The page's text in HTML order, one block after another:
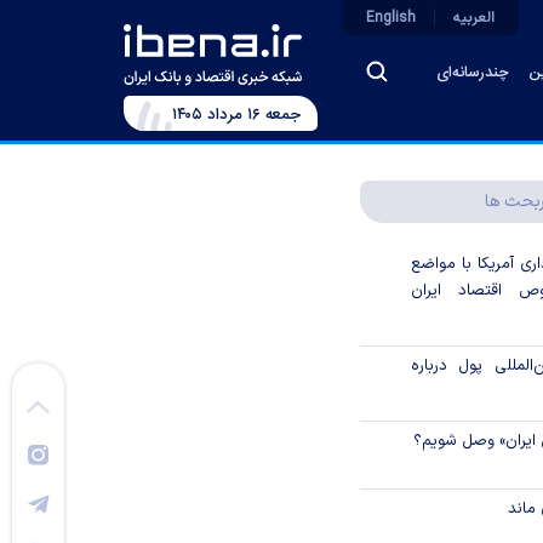
چندرسانه‌ای
العربیه English
جمعه ۱۶ مرداد ۱۴۰۵
ها
آمریکا با مواضع
اقتصاد ایران
پول درباره
وصل شویم؟